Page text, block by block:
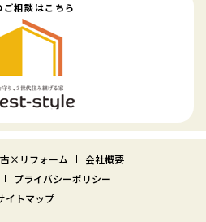
ご相談はこちら
×リフォーム
会社概要
プライバシーポリシー
イトマップ